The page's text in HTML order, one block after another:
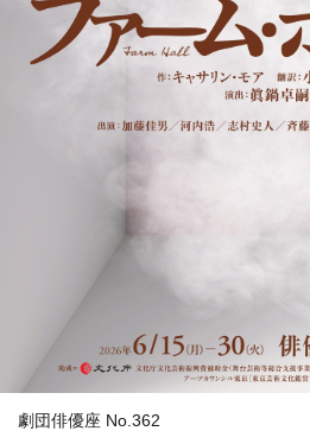
劇団俳優座 No.362